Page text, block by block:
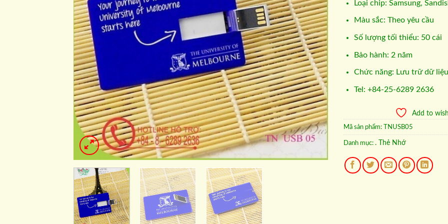
Loại chip: Samsung,
Màu sắc: Theo yêu cầu
Số lượng tối thiểu: 50 cái
Bảo hành: 2 năm
Chức năng: Lưu trữ dữ liệu
Tel: +84-25-6289 2636
Add to
Mã sản phẩm: TNUSB05
Danh mục: . Thẻ Nhớ